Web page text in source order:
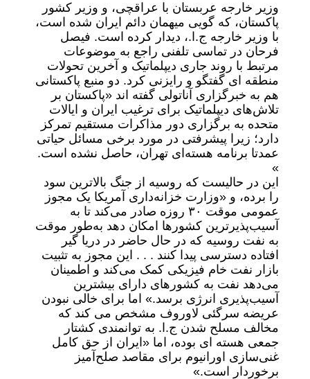
وزیر خارجه عربستان با عراقچی، و وزیر کشور
پاکستان، که گویی میهمان دائم ایران شده است،
با وزیر خارجه ج.ا.، دیدار کرده است. فیصل
فرحان در تماسی تلفنی راجع به موضوعات
مرتبط با روند جاری دیپلماتیک و آخرین تحولات
منطقه ای گفتگو و رایزنی کرد. دو منبع پاکستانی
هم به خبرگزاری آناتولی گفته اند «پاکستان بر
تلاش‌های دیپلماتیک برای ترغیب ایران و ایالات
متحده به برگزاری دور مذاکرات مستقیم تمرکز
دارد؛ زیرا پیشرفتی در مورد برخی مسائل حیاتی
عمدتا برنامه هسته‌ای تهران، حاصل نشده است.
»
این در حالیست که روسیه از جنگ بالاترین سود
را برده، و «وزارت خزانه‌داری آمریکا یک مجوز
عمومی موقت ۳۰ روزه صادر می‌کند تا به
آسیب‌پذیرترین کشورها امکان دهد به‌طور موقت
به نفت روسیه که در حال حاضر در دریا گیر
افتاده دسترسی پیدا کنند . . . این مجوز به تثبیت
بازار نفت خام فیزیکی کمک می‌کند و اطمینان
می‌دهد نفت به کشورهای دارای بیشترین
آسیب‌پذیری انرژی برسد.» اما برای خالی نبودن
عریضه سرگئی لاوروف مشخص می کند که
مخالف مسلح شدن ج.ا. به توانمندی کشتار
جمعی هسته ای بوده، اما «ایران از حق کامل
غنی‌سازی اورانیوم برای مقاصد صلح‌آمیز
برخوردار است.»